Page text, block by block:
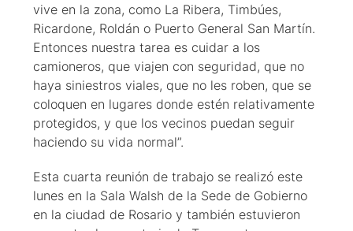
vive en la zona, como La Ribera, Timbúes,
Ricardone, Roldán o Puerto General San Martín.
Entonces nuestra tarea es cuidar a los
camioneros, que viajen con seguridad, que no
haya siniestros viales, que no les roben, que se
coloquen en lugares donde estén relativamente
protegidos, y que los vecinos puedan seguir
haciendo su vida normal”.
Esta cuarta reunión de trabajo se realizó este
lunes en la Sala Walsh de la Sede de Gobierno
en la ciudad de Rosario y también estuvieron